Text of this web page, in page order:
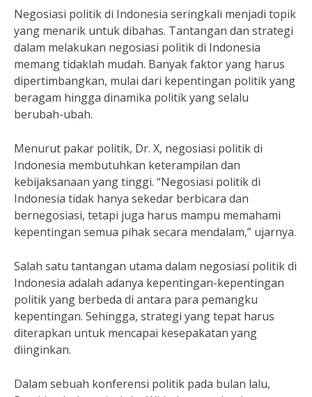
Negosiasi politik di Indonesia seringkali menjadi topik
yang menarik untuk dibahas. Tantangan dan strategi
dalam melakukan negosiasi politik di Indonesia
memang tidaklah mudah. Banyak faktor yang harus
dipertimbangkan, mulai dari kepentingan politik yang
beragam hingga dinamika politik yang selalu
berubah-ubah.
Menurut pakar politik, Dr. X, negosiasi politik di
Indonesia membutuhkan keterampilan dan
kebijaksanaan yang tinggi. “Negosiasi politik di
Indonesia tidak hanya sekedar berbicara dan
bernegosiasi, tetapi juga harus mampu memahami
kepentingan semua pihak secara mendalam,” ujarnya.
Salah satu tantangan utama dalam negosiasi politik di
Indonesia adalah adanya kepentingan-kepentingan
politik yang berbeda di antara para pemangku
kepentingan. Sehingga, strategi yang tepat harus
diterapkan untuk mencapai kesepakatan yang
diinginkan.
Dalam sebuah konferensi politik pada bulan lalu,